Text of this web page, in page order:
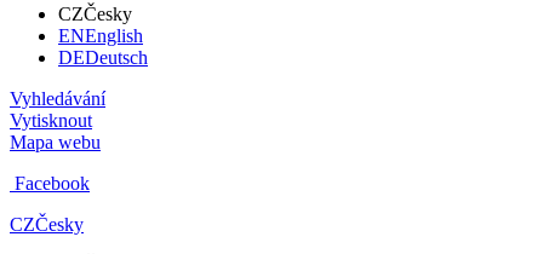
CZČesky
ENEnglish
DEDeutsch
Vyhledávání
Vytisknout
Mapa webu
Facebook
CZČesky